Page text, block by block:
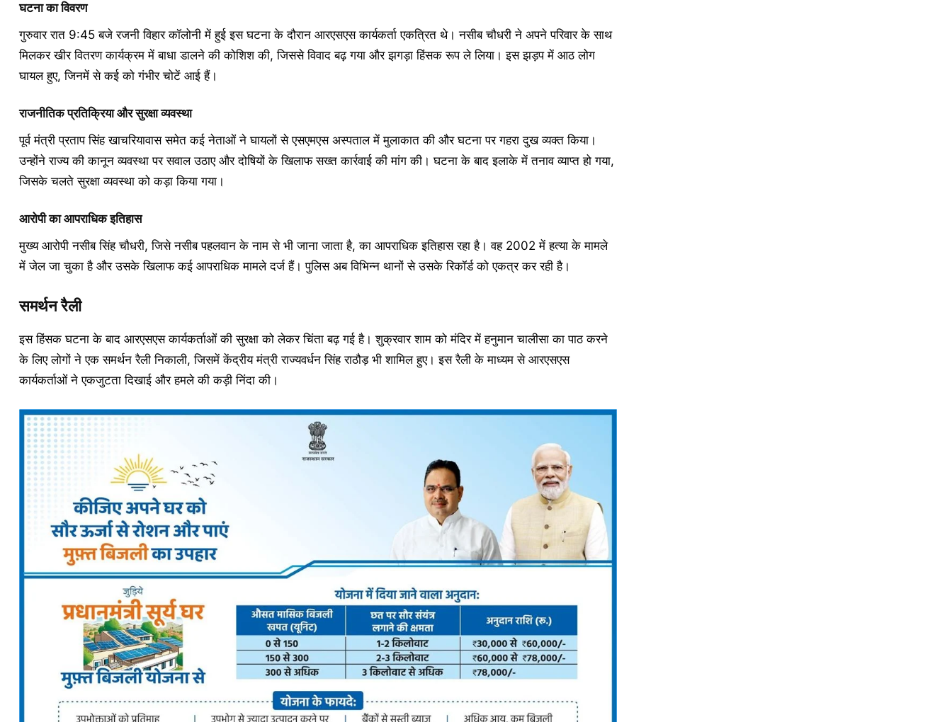
घटना का विवरण
गुरुवार रात 9:45 बजे रजनी विहार कॉलोनी में हुई इस घटना के दौरान आरएसएस कार्यकर्ता एकत्रित थे। नसीब चौधरी ने अपने परिवार के साथ
मिलकर खीर वितरण कार्यक्रम में बाधा डालने की कोशिश की, जिससे विवाद बढ़ गया और झगड़ा हिंसक रूप ले लिया। इस झड़प में आठ लोग
घायल हुए, जिनमें से कई को गंभीर चोटें आई हैं।
राजनीतिक प्रतिक्रिया और सुरक्षा व्यवस्था
पूर्व मंत्री प्रताप सिंह खाचरियावास समेत कई नेताओं ने घायलों से एसएमएस अस्पताल में मुलाकात की और घटना पर गहरा दुख व्यक्त किया।
उन्होंने राज्य की कानून व्यवस्था पर सवाल उठाए और दोषियों के खिलाफ सख्त कार्रवाई की मांग की। घटना के बाद इलाके में तनाव व्याप्त हो गया,
जिसके चलते सुरक्षा व्यवस्था को कड़ा किया गया।
आरोपी का आपराधिक इतिहास
मुख्य आरोपी नसीब सिंह चौधरी, जिसे नसीब पहलवान के नाम से भी जाना जाता है, का आपराधिक इतिहास रहा है। वह 2002 में हत्या के मामले
में जेल जा चुका है और उसके खिलाफ कई आपराधिक मामले दर्ज हैं। पुलिस अब विभिन्न थानों से उसके रिकॉर्ड को एकत्र कर रही है।
समर्थन रैली
इस हिंसक घटना के बाद आरएसएस कार्यकर्ताओं की सुरक्षा को लेकर चिंता बढ़ गई है। शुक्रवार शाम को मंदिर में हनुमान चालीसा का पाठ करने
के लिए लोगों ने एक समर्थन रैली निकाली, जिसमें केंद्रीय मंत्री राज्यवर्धन सिंह राठौड़ भी शामिल हुए। इस रैली के माध्यम से आरएसएस
कार्यकर्ताओं ने एकजुटता दिखाई और हमले की कड़ी निंदा की।